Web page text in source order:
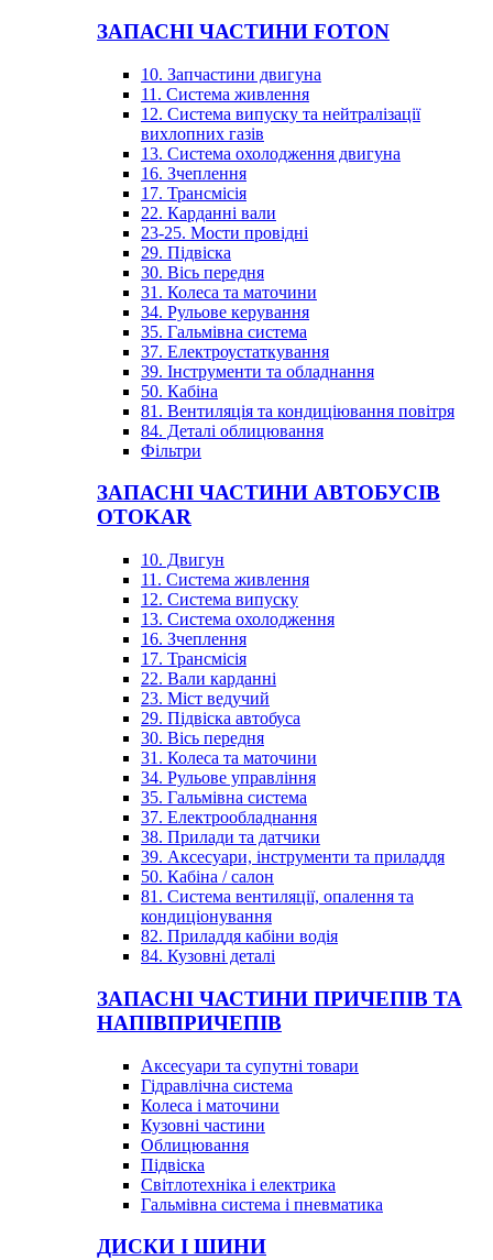
ЗАПАСНІ ЧАСТИНИ FOTON
10. Запчастини двигуна
11. Система живлення
12. Система випуску та нейтралізації
вихлопних газів
13. Система охолодження двигуна
16. Зчеплення
17. Трансмісія
22. Карданні вали
23-25. Мости провідні
29. Підвіска
30. Вісь передня
31. Колеса та маточини
34. Рульове керування
35. Гальмівна система
37. Електроустаткування
39. Інструменти та обладнання
50. Кабіна
81. Вентиляція та кондиціювання повітря
84. Деталі облицювання
Фільтри
ЗАПАСНІ ЧАСТИНИ АВТОБУСІВ
OTOKAR
10. Двигун
11. Система живлення
12. Система випуску
13. Система охолодження
16. Зчеплення
17. Трансмісія
22. Вали карданні
23. Міст ведучий
29. Підвіска автобуса
30. Вісь передня
31. Колеса та маточини
34. Рульове управління
35. Гальмівна система
37. Електрообладнання
38. Прилади та датчики
39. Аксесуари, інструменти та приладдя
50. Кабіна / салон
81. Система вентиляції, опалення та
кондиціонування
82. Приладдя кабіни водія
84. Кузовні деталі
ЗАПАСНІ ЧАСТИНИ ПРИЧЕПІВ ТА
НАПІВПРИЧЕПІВ
Аксесуари та супутні товари
Гідравлічна система
Колеса і маточини
Кузовні частини
Облицювання
Підвіска
Світлотехніка і електрика
Гальмівна система і пневматика
ДИСКИ І ШИНИ